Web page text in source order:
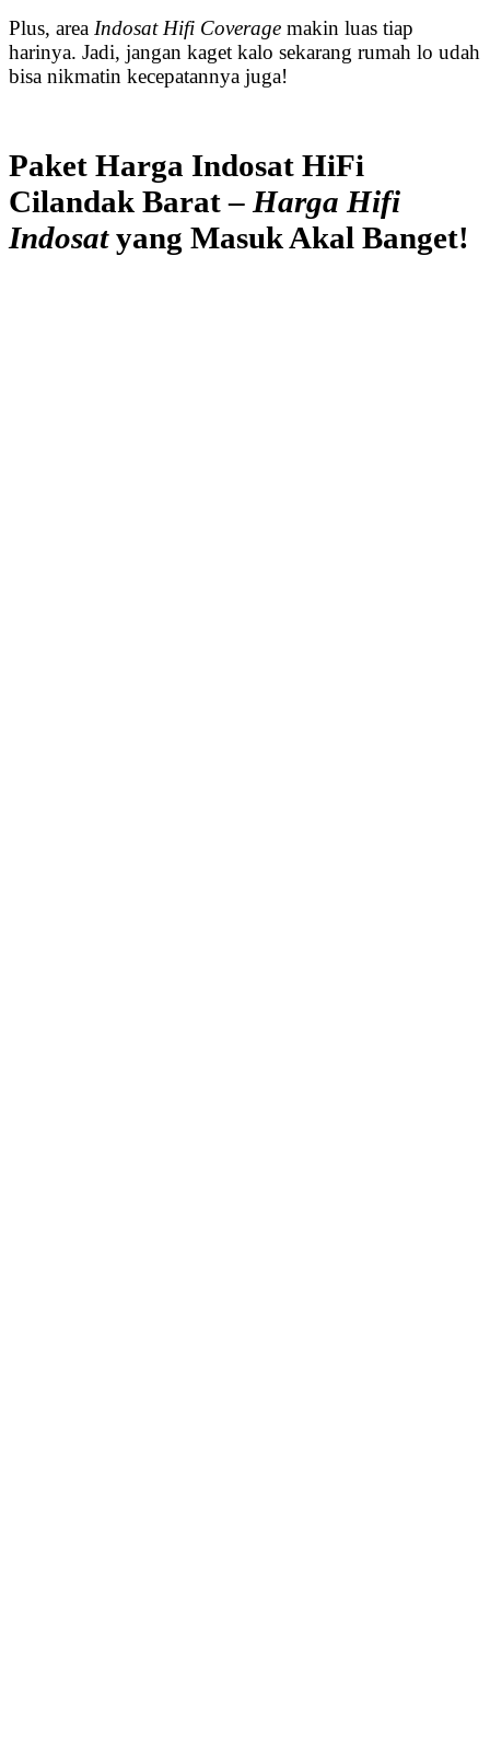
Plus, area Indosat Hifi Coverage makin luas tiap
harinya. Jadi, jangan kaget kalo sekarang rumah lo udah
bisa nikmatin kecepatannya juga!
Paket Harga Indosat HiFi
Cilandak Barat – Harga Hifi
Indosatyang Masuk Akal Banget!